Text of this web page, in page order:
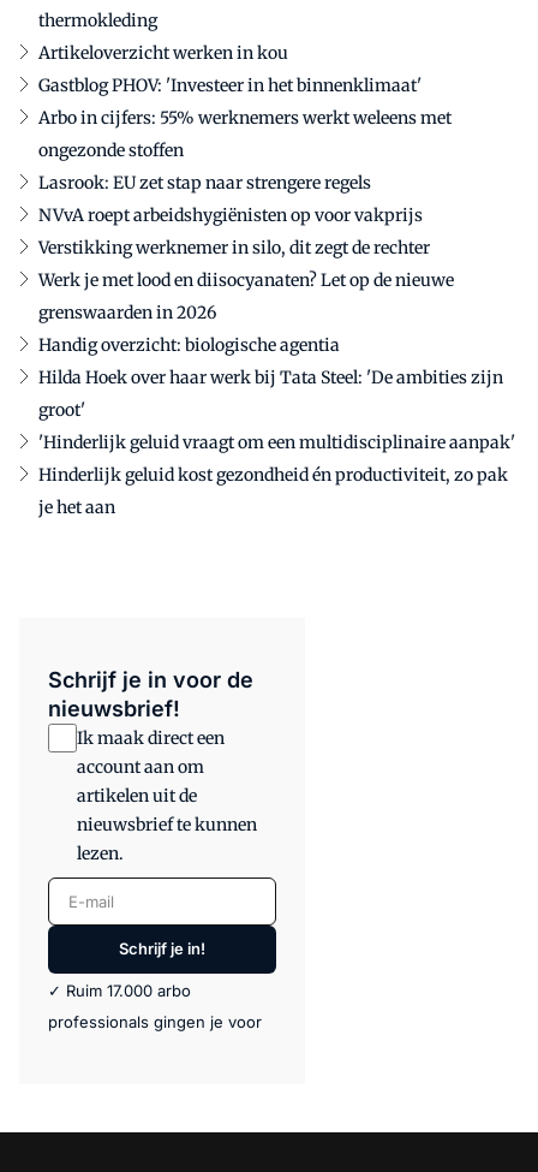
thermokleding
Artikeloverzicht werken in kou
Gastblog PHOV: 'Investeer in het binnenklimaat'
Arbo in cijfers: 55% werknemers werkt weleens met
ongezonde stoffen
Lasrook: EU zet stap naar strengere regels
NVvA roept arbeidshygiënisten op voor vakprijs
Verstikking werknemer in silo, dit zegt de rechter
Werk je met lood en diisocyanaten? Let op de nieuwe
grenswaarden in 2026
Handig overzicht: biologische agentia
Hilda Hoek over haar werk bij Tata Steel: 'De ambities zijn
groot'
'Hinderlijk geluid vraagt om een multidisciplinaire aanpak'
Hinderlijk geluid kost gezondheid én productiviteit, zo pak
je het aan
Schrijf je in voor de
nieuwsbrief!
Ik maak direct een
account aan om
artikelen uit de
nieuwsbrief te kunnen
lezen.
E-mail
Schrijf je in!
✓ Ruim 17.000 arbo
professionals gingen je voor